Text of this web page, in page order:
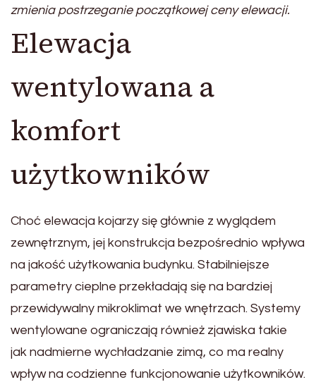
zmienia postrzeganie początkowej ceny elewacji.
Elewacja
wentylowana a
komfort
użytkowników
Choć elewacja kojarzy się głównie z wyglądem
zewnętrznym, jej konstrukcja bezpośrednio wpływa
na jakość użytkowania budynku. Stabilniejsze
parametry cieplne przekładają się na bardziej
przewidywalny mikroklimat we wnętrzach. Systemy
wentylowane ograniczają również zjawiska takie
jak nadmierne wychładzanie zimą, co ma realny
wpływ na codzienne funkcjonowanie użytkowników.